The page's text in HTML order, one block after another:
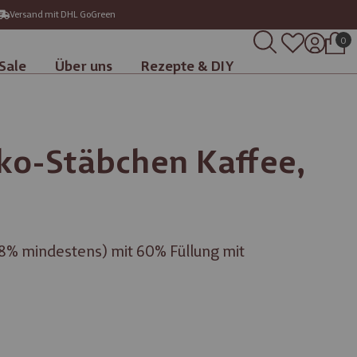
Versand mit DHL GoGreen
Sale Über uns Rezepte & DIY
0
Stäbchen Kaffee,
mindestens) mit 60% Füllung mit